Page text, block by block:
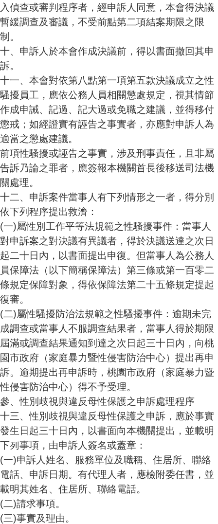
入偵查或審判程序者，經申訴人同意，本會得決議
暫緩調查及審議，不受前點第二項結案期限之限
制。
十、申訴人於本會作成決議前，得以書面撤回其申
訴。
十一、本會對依第八點第一項第五款決議成立之性
騷擾員工，應依公務人員相關懲處規定，視其情節
作成申誡、記過、記大過或免職之建議，並得移付
懲戒；如經證實有誣告之事實者，亦應對申訴人為
適當之懲處建議。
前項性騷擾或誣告之事實，涉及刑事責任，且非屬
告訴乃論之罪者，應簽報本機關首長後移送司法機
關處理。
十二、申訴案件當事人有下列情形之一者，得分別
依下列程序提出救濟：
(一)屬性別工作平等法規範之性騷擾事件：當事人
對申訴案之對決議有異議者，得於決議送達之次日
起二十日內，以書面提出申復。但當事人為公務人
員保障法（以下簡稱保障法）第三條或第一百零二
條規定保障對象，得依保障法第二十五條規定提起
復審。
(二)屬性騷擾防治法規範之性騷擾事件：逾期未完
成調查或當事人不服調查結果者，當事人得於期限
屆滿或調查結果通知到達之次日起三十日內，向桃
園市政府（家庭暴力暨性侵害防治中心）提出再申
訴。逾期提出再申訴時，桃園市政府（家庭暴力暨
性侵害防治中心）得不予受理。
參、性別歧視與違反母性保護之申訴處理程序
十三、性別歧視與違反母性保護之申訴，應於事實
發生日起三十日內，以書面向本機關提出，並載明
下列事項，由申訴人簽名或蓋章：
(一)申訴人姓名、服務單位及職稱、住居所、聯絡
電話、申訴日期。有代理人者，應檢附委任書，並
載明其姓名、住居所、聯絡電話。
(二)請求事項。
(三)事實及理由。